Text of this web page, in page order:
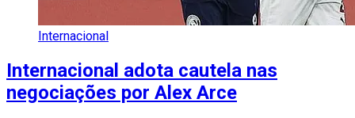
Internacional
Internacional adota cautela nas
negociações por Alex Arce